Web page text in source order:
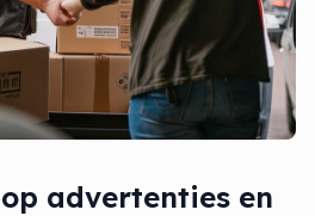
advertenties en